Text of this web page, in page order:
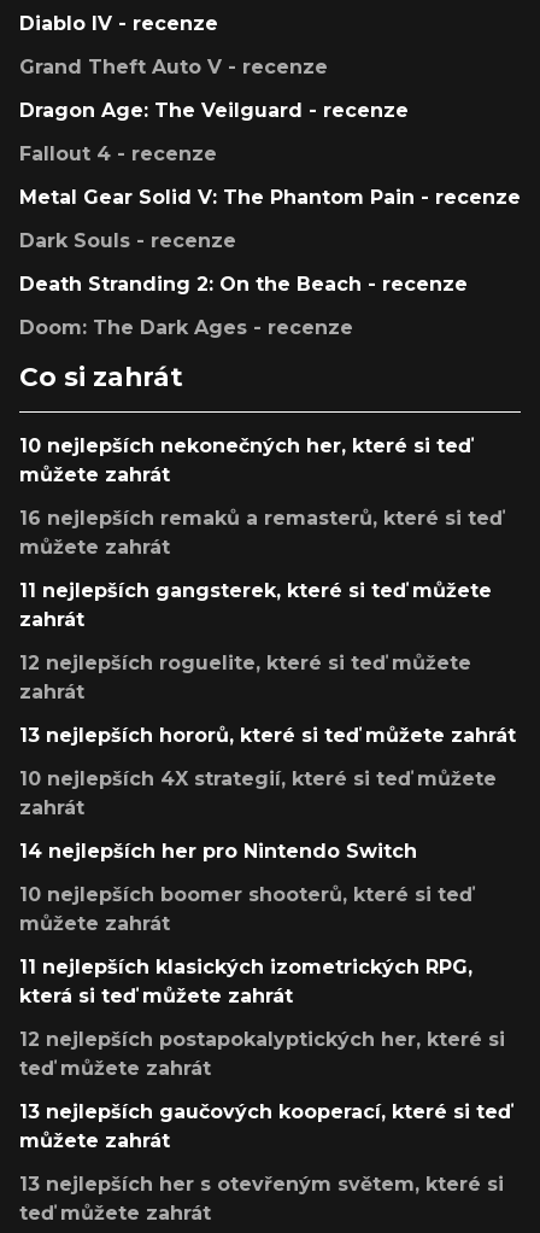
Diablo IV - recenze
Grand Theft Auto V - recenze
Dragon Age: The Veilguard - recenze
Fallout 4 - recenze
Metal Gear Solid V: The Phantom Pain - recenze
Dark Souls - recenze
Death Stranding 2: On the Beach - recenze
Doom: The Dark Ages - recenze
Co si zahrát
10 nejlepších nekonečných her, které si teď
můžete zahrát
16 nejlepších remaků a remasterů, které si teď
můžete zahrát
11 nejlepších gangsterek, které si teď můžete
zahrát
12 nejlepších roguelite, které si teď můžete
zahrát
13 nejlepších hororů, které si teď můžete zahrát
10 nejlepších 4X strategií, které si teď můžete
zahrát
14 nejlepších her pro Nintendo Switch
10 nejlepších boomer shooterů, které si teď
můžete zahrát
11 nejlepších klasických izometrických RPG,
která si teď můžete zahrát
12 nejlepších postapokalyptických her, které si
teď můžete zahrát
13 nejlepších gaučových kooperací, které si teď
můžete zahrát
13 nejlepších her s otevřeným světem, které si
teď můžete zahrát